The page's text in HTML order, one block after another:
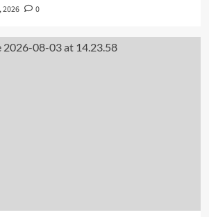
2026 0